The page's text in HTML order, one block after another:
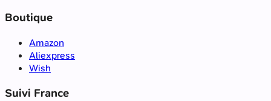
Boutique
Amazon
Aliexpress
Wish
Suivi France